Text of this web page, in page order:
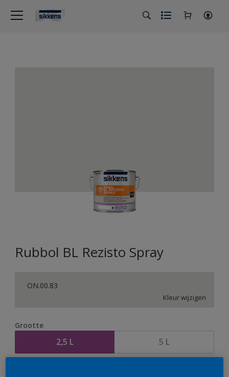
Rubbol BL Rezisto Spray
ON.00.83
Kleur wijzigen
Grootte
2,5 L 5 L